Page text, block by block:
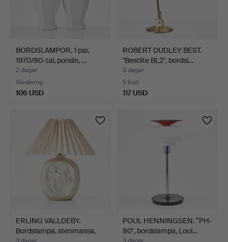
BORDSLAMPOR, 1 par,
1970/80-tal, porslin, …
2 dagar
Värdering
106 USD
ROBERT DUDLEY BEST.
"Bestlite BL2", bordsl…
3 dagar
5 bud
117 USD
ERLING VALLDEBY.
Bordslampa, stenmassa,
3 dagar
POUL HENNINGSEN. ”PH-
80", bordslampa, Loui…
3 dagar